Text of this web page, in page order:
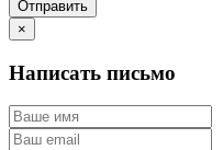
×
Написать письмо